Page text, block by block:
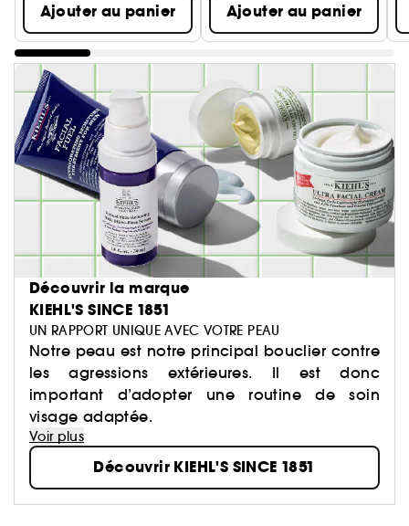
Ajouter au panier Ajouter au panier
Découvrir la marque
KIEHL'S SINCE 1851
UN RAPPORT UNIQUE AVEC VOTRE PEAU
Notre peau est notre principal bouclier contre
les agressions extérieures. Il est donc
important d’adopter une routine de soin
visage adaptée.
Voir plus
Découvrir KIEHL'S SINCE 1851